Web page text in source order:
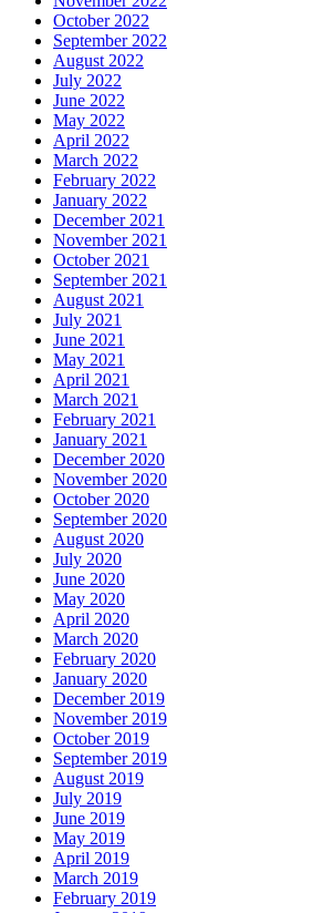
October 2022
September 2022
August 2022
July 2022
June 2022
May 2022
April 2022
March 2022
February 2022
January 2022
December 2021
November 2021
October 2021
September 2021
August 2021
July 2021
June 2021
May 2021
April 2021
March 2021
February 2021
January 2021
December 2020
November 2020
October 2020
September 2020
August 2020
July 2020
June 2020
May 2020
April 2020
March 2020
February 2020
January 2020
December 2019
November 2019
October 2019
September 2019
August 2019
July 2019
June 2019
May 2019
April 2019
March 2019
February 2019